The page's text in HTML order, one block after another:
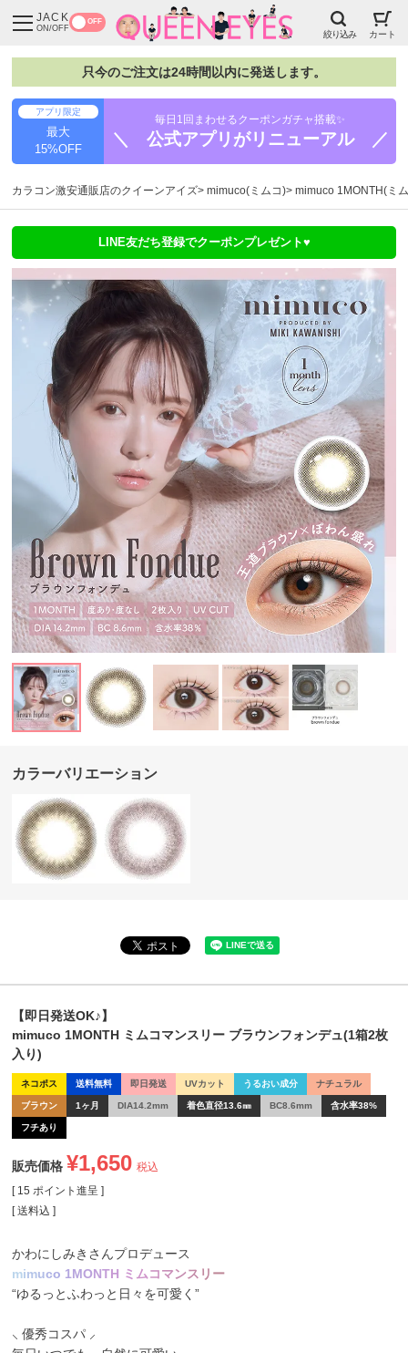
JACK
ON/OFF
OFF
絞り込み カート
只今のご注文は24時間以内に発送します。
アプリ限定
最大
15%OFF
毎日1回まわせるクーポンガチャ搭載✨
＼ 公式アプリがリニューアル ／
カラコン激安通販店のクイーンアイズ mimuco(ミムコ) mimuco 1MONTH(ミ
LINE友だち登録でクーポンプレゼント♥
カラーバリエーション
【即日発送OK♪】
mimuco 1MONTH ミムコマンスリー ブラウンフォンデュ(1箱2枚
入り)
ネコポス 送料無料 即日発送 UVカット うるおい成分 ナチュラル
ブラウン 1ヶ月 DIA14.2mm 着色直径13.6㎜ BC8.6mm 含水率38%
フチあり
販売価格 ¥1,650 税込
[ 15 ポイント進呈 ]
送料込
かわにしみきさんプロデュース
mimuco 1MONTH ミ ムコマンス リ ー
“ゆるっとふわっと日々を可愛く”
⸜ 優秀コスパ ⸝